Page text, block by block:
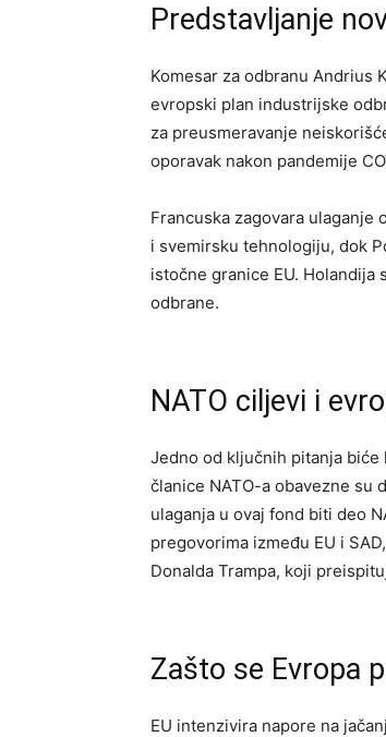
Predstavljanje
Komesar za odbranu Andrius
evropski plan industrijske
za preusmeravanje
oporavak nakon pandemije
Francuska zagovara
i svemirsku tehnologiju, dok
istočne granice EU.
odbrane.
NATO ciljevi i
Jedno od ključnih pitanja biće
članice NATO-a obavezne su
ulaganja u ovaj fond biti deo
pregovorima između EU i
Donalda Trampa, koji
Zašto se Evropa
EU intenzivira napore na